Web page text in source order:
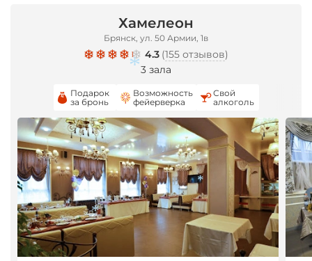
Хамелеон
Брянск, ул. 50 Армии, 1в
4.3 (155 отзывов)
3 зала
Подарок
за бронь
Возможность
фейерверка
Свой
алкоголь
*
*
*